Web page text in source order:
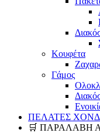
Κουφέτα
Γάμος
ΠΕΛΑΤΕΣ
🛒 ΠΑΡΑΛΑΒΗ